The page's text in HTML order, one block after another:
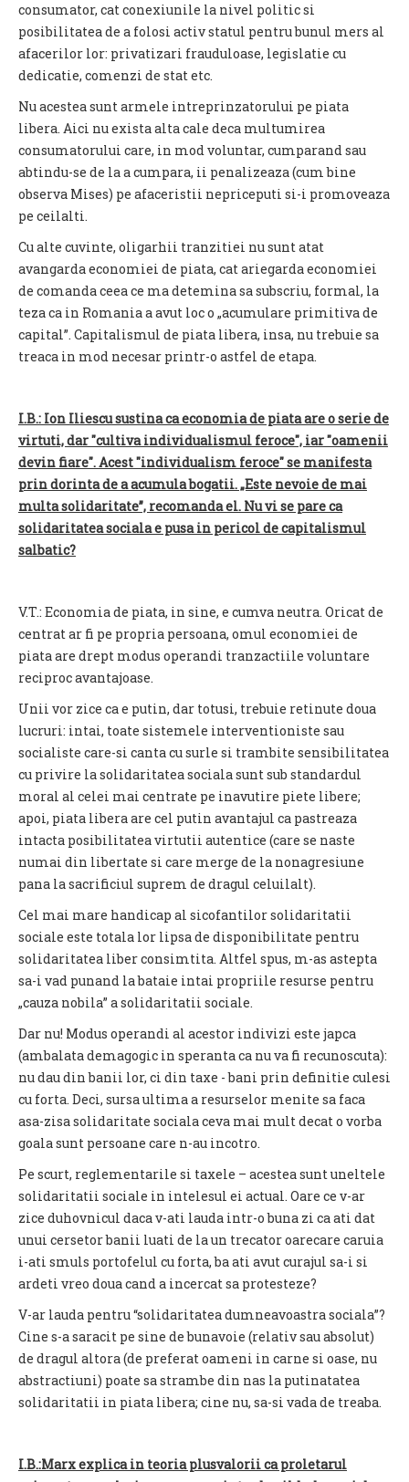
consumator, cat conexiunile la nivel politic si
posibilitatea de a folosi activ statul pentru bunul mers al
afacerilor lor: privatizari frauduloase, legislatie cu
dedicatie, comenzi de stat etc.
Nu acestea sunt armele intreprinzatorului pe piata
libera. Aici nu exista alta cale deca multumirea
consumatorului care, in mod voluntar, cumparand sau
abtindu-se de la a cumpara, ii penalizeaza (cum bine
observa Mises) pe afaceristii nepriceputi si-i promoveaza
pe ceilalti.
Cu alte cuvinte, oligarhii tranzitiei nu sunt atat
avangarda economiei de piata, cat ariegarda economiei
de comanda ceea ce ma detemina sa subscriu, formal, la
teza ca in Romania a avut loc o „acumulare primitiva de
capital”. Capitalismul de piata libera, insa, nu trebuie sa
treaca in mod necesar printr-o astfel de etapa.
I.B.: Ion Iliescu sustina ca economia de piata are o serie de
virtuti, dar "cultiva individualismul feroce", iar "oamenii
devin fiare". Acest "individualism feroce" se manifesta
prin dorinta de a acumula bogatii. „Este nevoie de mai
multa solidaritate”, recomanda el. Nu vi se pare ca
solidaritatea sociala e pusa in pericol de capitalismul
salbatic?
V.T.: Economia de piata, in sine, e cumva neutra. Oricat de
centrat ar fi pe propria persoana, omul economiei de
piata are drept modus operandi tranzactiile voluntare
reciproc avantajoase.
Unii vor zice ca e putin, dar totusi, trebuie retinute doua
lucruri: intai, toate sistemele interventioniste sau
socialiste care-si canta cu surle si trambite sensibilitatea
cu privire la solidaritatea sociala sunt sub standardul
moral al celei mai centrate pe inavutire piete libere;
apoi, piata libera are cel putin avantajul ca pastreaza
intacta posibilitatea virtutii autentice (care se naste
numai din libertate si care merge de la nonagresiune
pana la sacrificiul suprem de dragul celuilalt).
Cel mai mare handicap al sicofantilor solidaritatii
sociale este totala lor lipsa de disponibilitate pentru
solidaritatea liber consimtita. Altfel spus, m-as astepta
sa-i vad punand la bataie intai propriile resurse pentru
„cauza nobila” a solidaritatii sociale.
Dar nu! Modus operandi al acestor indivizi este japca
(ambalata demagogic in speranta ca nu va fi recunoscuta):
nu dau din banii lor, ci din taxe - bani prin definitie culesi
cu forta. Deci, sursa ultima a resurselor menite sa faca
asa-zisa solidaritate sociala ceva mai mult decat o vorba
goala sunt persoane care n-au incotro.
Pe scurt, reglementarile si taxele – acestea sunt uneltele
solidaritatii sociale in intelesul ei actual. Oare ce v-ar
zice duhovnicul daca v-ati lauda intr-o buna zi ca ati dat
unui cersetor banii luati de la un trecator oarecare caruia
i-ati smuls portofelul cu forta, ba ati avut curajul sa-i si
ardeti vreo doua cand a incercat sa protesteze?
V-ar lauda pentru “solidaritatea dumneavoastra sociala”?
Cine s-a saracit pe sine de bunavoie (relativ sau absolut)
de dragul altora (de preferat oameni in carne si oase, nu
abstractiuni) poate sa strambe din nas la putinatatea
solidaritatii in piata libera; cine nu, sa-si vada de treaba.
I.B.:Marx explica in teoria plusvalorii ca proletarul